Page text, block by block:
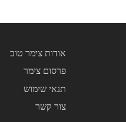
אודות צימר טוב
פרסום צימר
תנאי שימוש
צור קשר